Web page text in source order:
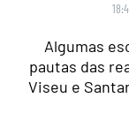
Algumas
pautas das
Viseu e